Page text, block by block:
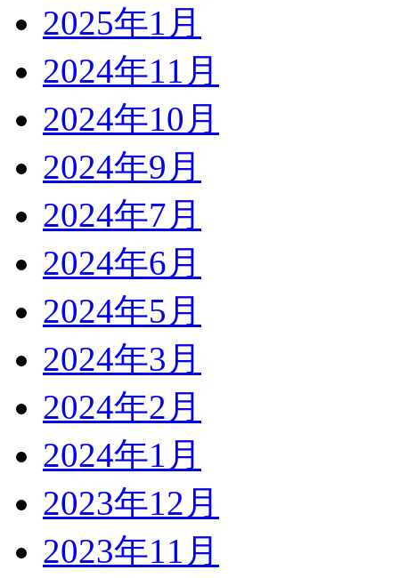
2025年1月
2024年11月
2024年10月
2024年9月
2024年7月
2024年6月
2024年5月
2024年3月
2024年2月
2024年1月
2023年12月
2023年11月